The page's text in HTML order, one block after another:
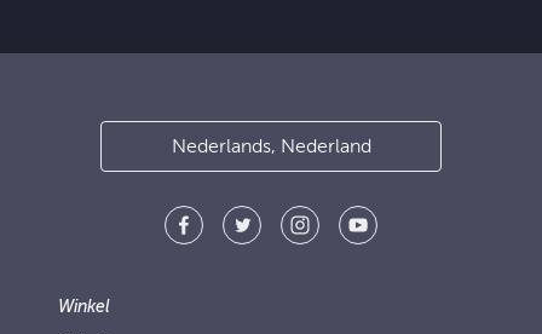
Nederlands, Nederland
Winkel